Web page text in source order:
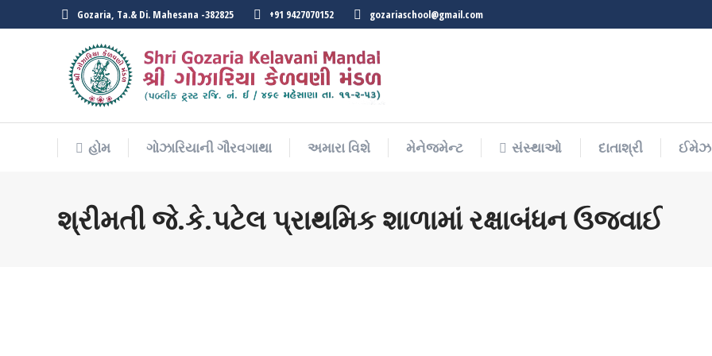
Gozaria, Ta.& Di. Mahesana -382825 +91 9427070152 gozariaschool@gmail.com
હોમ ગોઝારિયાની ગૌરવગાથા અમારા વિશે મેનેજમેન્ટ સંસ્થાઓ દાતાશ્રી ઈમેઝ
શ્રીમતી જે.કે.પટેલ પ્રાથમિક શાળામાં રક્ષાબંધન ઉજવાઈ
હોમ ગોઝારિયાની ગૌરવગાથા અમારા વિશે મેનેજમેન્ટ સંસ્થાઓ દાતાશ્રી ઈમેઝ